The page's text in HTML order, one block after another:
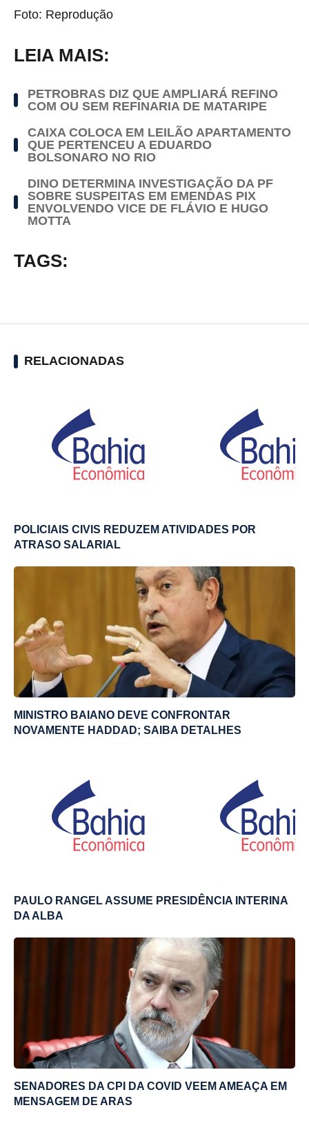
Foto: Reprodução
LEIA MAIS:
PETROBRAS DIZ QUE AMPLIARÁ REFINO
COM OU SEM REFINARIA DE MATARIPE
CAIXA COLOCA EM LEILÃO APARTAMENTO
QUE PERTENCEU A EDUARDO
BOLSONARO NO RIO
DINO DETERMINA INVESTIGAÇÃO DA PF
SOBRE SUSPEITAS EM EMENDAS PIX
ENVOLVENDO VICE DE FLÁVIO E HUGO
MOTTA
TAGS:
RELACIONADAS
POLICIAIS CIVIS REDUZEM ATIVIDADES POR
ATRASO SALARIAL
MINISTRO BAIANO DEVE CONFRONTAR
NOVAMENTE HADDAD; SAIBA DETALHES
PAULO RANGEL ASSUME PRESIDÊNCIA INTERINA
DA ALBA
SENADORES DA CPI DA COVID VEEM AMEAÇA EM
MENSAGEM DE ARAS